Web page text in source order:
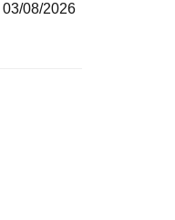
03/08/2026